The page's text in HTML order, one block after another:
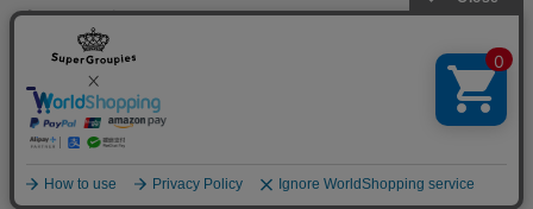
プライバシーポリシー
特定取引に関する法律
会社情報/採用情報